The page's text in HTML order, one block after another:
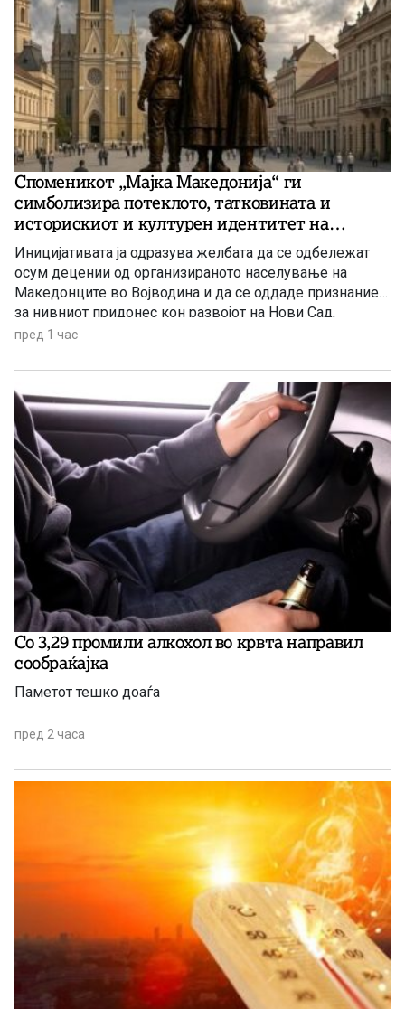
Споменикот „Мајка Македонија“ ги
симболизира потеклото, татковината и
историскиот и културен идентитет на
македонскиот народ
Иницијативата ја одразува желбата да се одбележат
осум децении од организираното населување на
Македонците во Војводина и да се оддаде признание
за нивниот придонес кон развојот на Нови Сад,
Војводина и Србија
пред 1 час
Со 3,29 промили алкохол во крвта направил
сообраќајка
Паметот тешко доаѓа
пред 2 часа